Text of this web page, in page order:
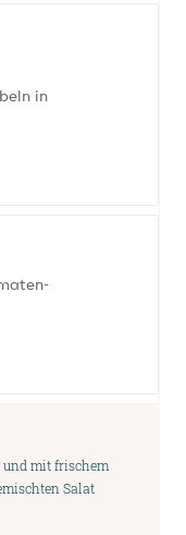
in
und mit frischem
Salat